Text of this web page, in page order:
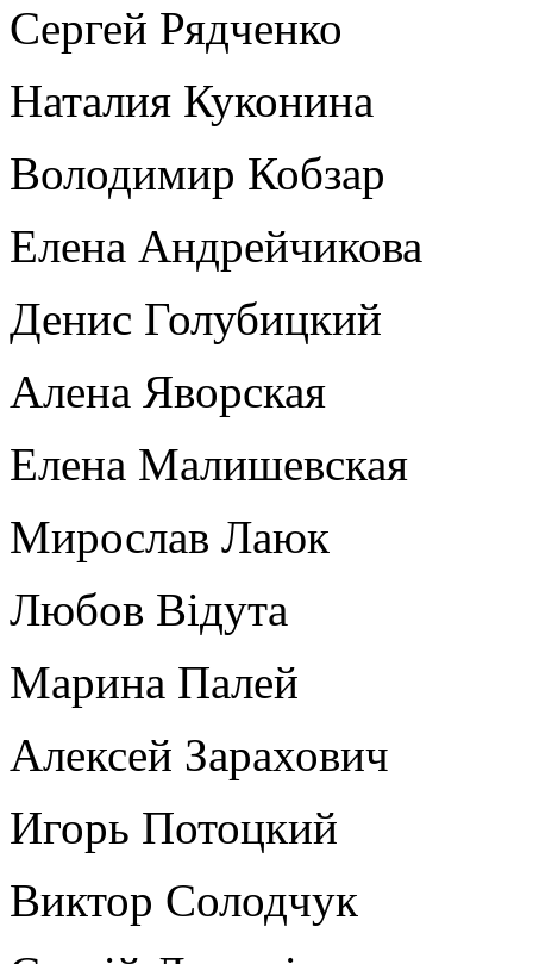
Сергей Рядченко
Наталия Куконина
Володимир Кобзар
Елена Андрейчикова
Денис Голубицкий
Алена Яворская
Елена Малишевская
Мирослав Лаюк
Любов Відута
Марина Палей
Алексей Зарахович
Игорь Потоцкий
Виктор Солодчук